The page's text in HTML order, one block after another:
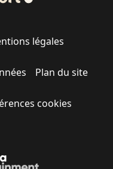
légales
Plan du site
cookies